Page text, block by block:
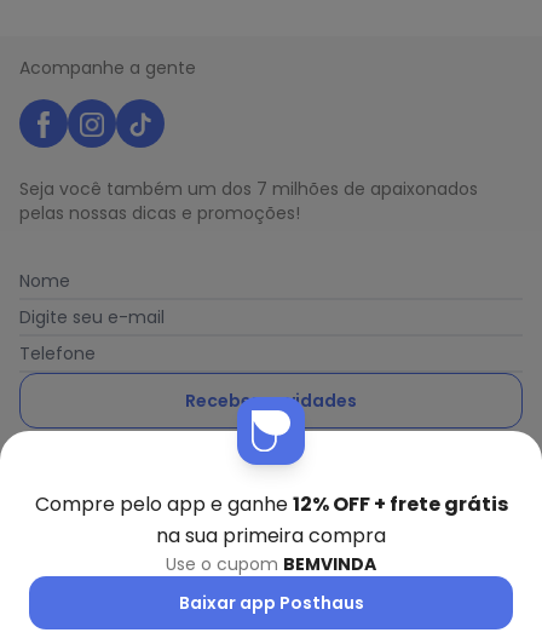
Acompanhe a gente
Seja você também um dos 7 milhões de apaixonados
pelas nossas dicas e promoções!
Nome
Digite seu e-mail
Telefone
Receber novidades
Ao enviar o cadastro, você concorda com a nossa
Posthaus é uma marca da Posthaus Ltda / CNPJ:
80.462.138/0001-41
Compre pelo app e ganhe12% OFF + frete grátis
na sua primeira compra
Use o cupom BEMVINDA
Baixar app Posthaus